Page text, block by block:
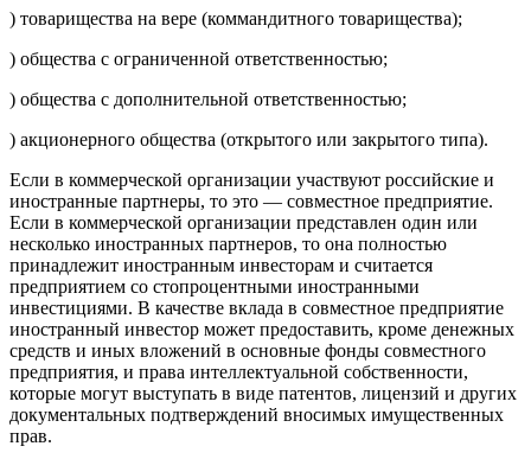
) товарищества на вере (коммандитного товарищества);
) общества с ограниченной ответственностью;
) общества с дополнительной ответственностью;
) акционерного общества (открытого или закрытого типа).
Если в коммерческой организации участвуют российские и
иностранные партнеры, то это — совместное предприятие.
Если в коммерческой организации представлен один или
несколько иностранных партнеров, то она полностью
принадлежит иностранным инвесторам и считается
предприятием со стопроцентными иностранными
инвестициями. В качестве вклада в совместное предприятие
иностранный инвестор может предоставить, кроме денежных
средств и иных вложений в основные фонды совместного
предприятия, и права интеллектуальной собственности,
которые могут выступать в виде патентов, лицензий и других
документальных подтверждений вносимых имущественных
прав.